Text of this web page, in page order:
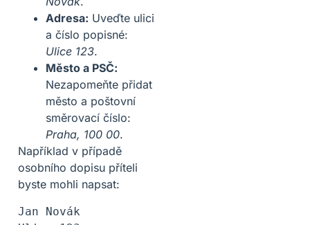
Adresa: Uveďte ulici
a číslo popisné:
Ulice 123.
Město a PSČ:
Nezapomeňte přidat
město a poštovní
směrovací číslo:
Praha, 100 00.
Například v případě
osobního dopisu příteli
byste mohli napsat:
Jan Novák